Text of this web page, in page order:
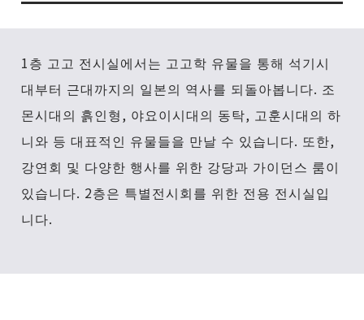
1층 고고 전시실에서는 고고학 유물을 통해 석기시
대부터 근대까지의 일본의 역사를 되돌아봅니다. 조
몬시대의 흙인형, 야요이시대의 동탁, 고훈시대의 하
니와 등 대표적인 유물들을 만날 수 있습니다. 또한,
강연회 및 다양한 행사를 위한 강당과 가이던스 룸이
있습니다. 2층은 특별전시회를 위한 전용 전시실입
니다.